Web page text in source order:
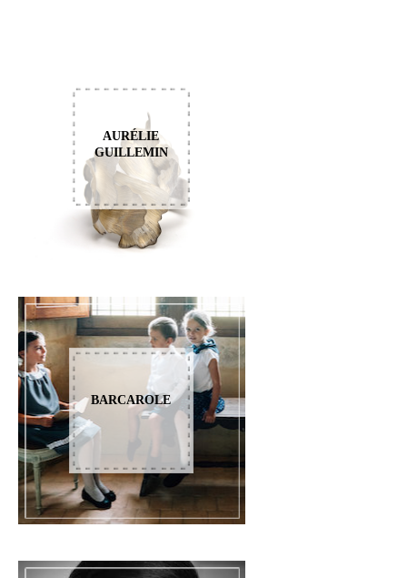
AURÉLIE
GUILLEMIN
BARCAROLE